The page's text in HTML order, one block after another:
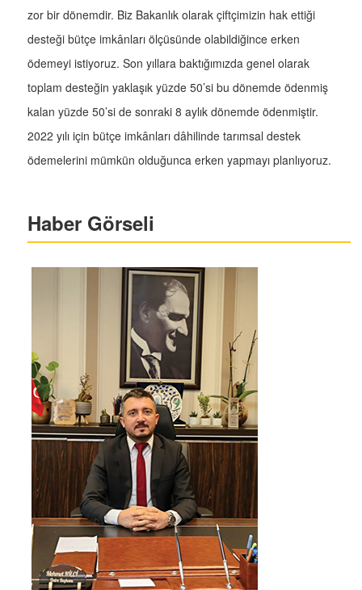
zor bir dönemdir. Biz Bakanlık olarak çiftçimizin hak ettiği
desteği bütçe imkânları ölçüsünde olabildiğince erken
ödemeyi istiyoruz. Son yıllara baktığımızda genel olarak
toplam desteğin yaklaşık yüzde 50’si bu dönemde ödenmiş
kalan yüzde 50’si de sonraki 8 aylık dönemde ödenmiştir.
2022 yılı için bütçe imkânları dâhilinde tarımsal destek
ödemelerini mümkün olduğunca erken yapmayı planlıyoruz.
Haber Görseli